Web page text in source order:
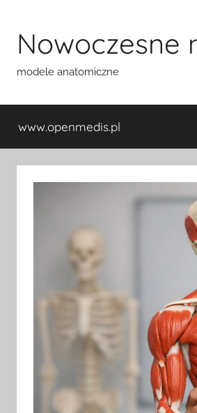
treściNowoczesne
modele anatomiczne
www.openmedis.pl